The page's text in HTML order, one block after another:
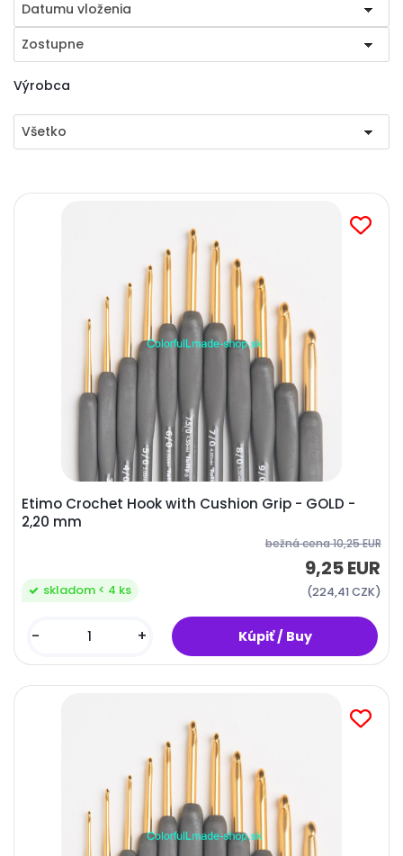
Datumu vloženia
Zostupne
Výrobca
Všetko
Etimo Crochet Hook with Cushion Grip - GOLD -
2,20 mm
bežná cena10,25 EUR
9,25 EUR
(224,41 CZK)
skladom < 4 ks
- +